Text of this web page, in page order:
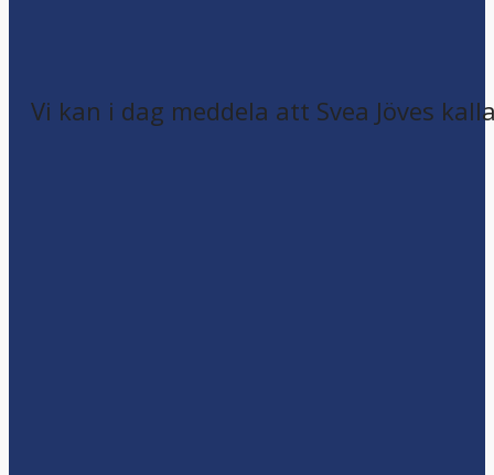
Vi kan i dag meddela att Svea Jöves